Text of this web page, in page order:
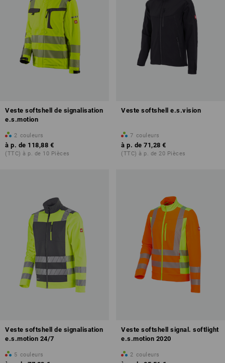
Veste softshell de signalisation
e.s.motion
2 couleurs
à p. de 118,88 €
(TTC) à p. de 10 Pièces
Veste softshell e.s.vision
7 couleurs
à p. de 71,28 €
(TTC) à p. de 20 Pièces
Veste softshell de signalisation
e.s.motion 24/7
5 couleurs
Veste softshell signal. softlight
e.s.motion 2020
2 couleurs